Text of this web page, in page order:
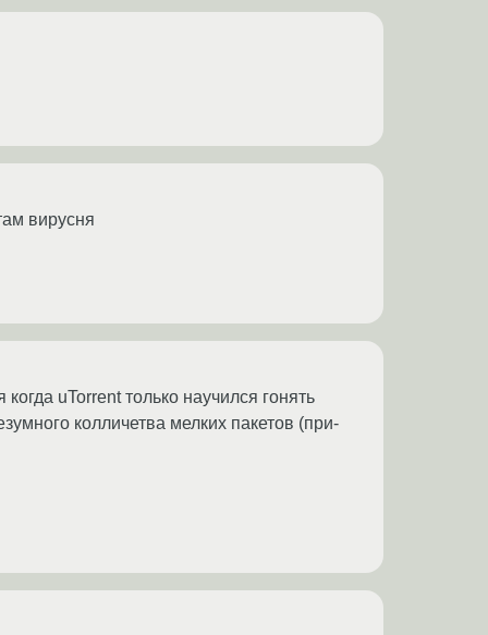
вирусня
uTorrent только научился гонять
колличетва мелких пакетов (при-